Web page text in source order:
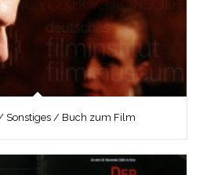
Sonstiges / Buch zum Film